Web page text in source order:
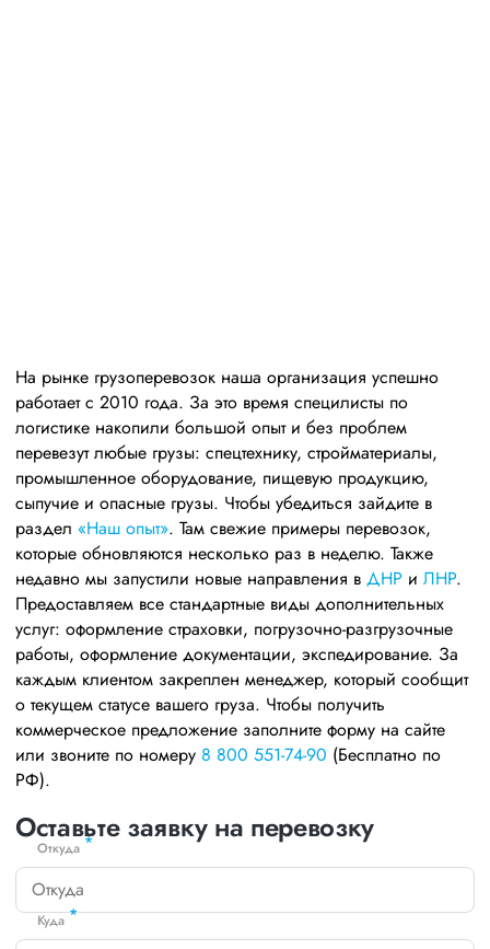
На рынке грузоперевозок наша организация успешно
работает с 2010 года. За это время специлисты по
логистике накопили большой опыт и без проблем
перевезут любые грузы: спецтехнику, стройматериалы,
промышленное оборудование, пищевую продукцию,
сыпучие и опасные грузы. Чтобы убедиться зайдите в
раздел «Наш опыт». Там свежие примеры перевозок,
которые обновляются несколько раз в неделю. Также
недавно мы запустили новые направления в ДНР и ЛНР.
Предоставляем все стандартные виды дополнительных
услуг: оформление страховки, погрузочно-разгрузочные
работы, оформление документации, экспедирование. За
каждым клиентом закреплен менеджер, который сообщит
о текущем статусе вашего груза. Чтобы получить
коммерческое предложение заполните форму на сайте
или звоните по номеру 8 800 551-74-90 (Бесплатно по
РФ).
Оставьте заявку на перевозку
Откуда *
Куда *